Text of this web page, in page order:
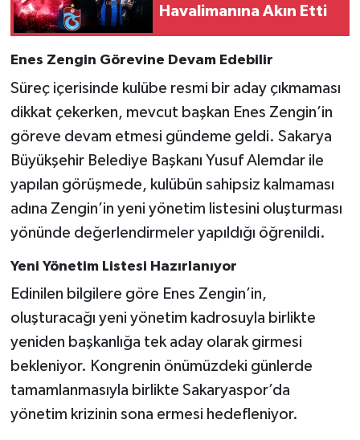
Havalimanına Akın Etti
Enes Zengin Görevine Devam Edebilir
Süreç içerisinde kulübe resmi bir aday çıkmaması
dikkat çekerken, mevcut başkan Enes Zengin’in
göreve devam etmesi gündeme geldi. Sakarya
Büyükşehir Belediye Başkanı Yusuf Alemdar ile
yapılan görüşmede, kulübün sahipsiz kalmaması
adına Zengin’in yeni yönetim listesini oluşturması
yönünde değerlendirmeler yapıldığı öğrenildi.
Yeni Yönetim Listesi Hazırlanıyor
Edinilen bilgilere göre Enes Zengin’in,
oluşturacağı yeni yönetim kadrosuyla birlikte
yeniden başkanlığa tek aday olarak girmesi
bekleniyor. Kongrenin önümüzdeki günlerde
tamamlanmasıyla birlikte Sakaryaspor’da
yönetim krizinin sona ermesi hedefleniyor.